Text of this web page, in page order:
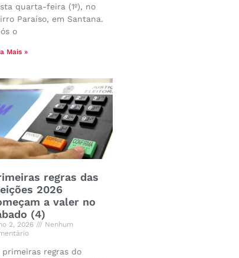
quarta-feira (1º), no
Paraíso, em Santana.
o
Mais »
regras das
2026
a valer no
(4)
2, 2026
Nenhum
primeiras regras do